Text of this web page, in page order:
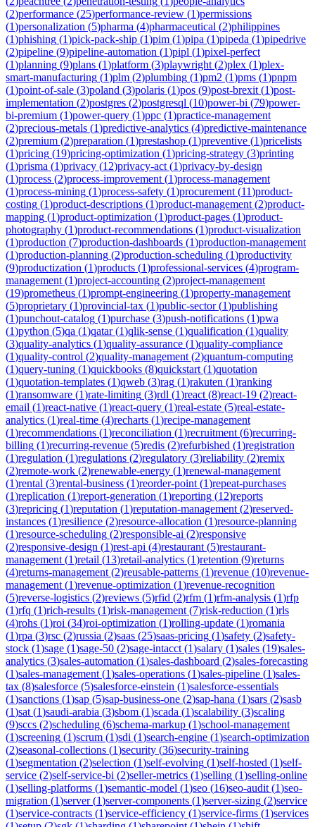
(2)performance (25)performance-review (1)permissions
(1)personalization (5)pharma (4)pharmaceutical (2)philippines
(1)phishing (1)pick-pack-ship (1)pim (1)pipa (1)pipeda (1)pipedrive
(2)pipeline (9)pipeline-automation (1)pipl (1)pixel-perfect
(1)planning (9)plans (1)platform (3)playwright (2)plex (1)plex-
smart-manufacturing (1)plm (2)plumbing (1)pm2 (1)pms (1)pnpm
(1)point-of-sale (3)poland (3)polaris (1)pos (9)post-brexit (1)post-
implementation (2)postgres (2)postgresql (10)power-bi (79)power-
bi-premium (1)power-query (1)ppc (1)practice-management
(2)precious-metals (1)predictive-analytics (4)predictive-maintenance
(2)premium (2)preparation (1)prestashop (1)preventive (1)pricelists
(1)pricing (19)pricing-optimization (1)pricing-strategy (3)printing
(1)prisma (1)privacy (12)privacy-act (1)privacy-by-design
(1)process (2)process-improvement (1)process-management
(1)process-mining (1)process-safety (1)procurement (11)product-
costing (1)product-descriptions (1)product-management (2)product-
mapping (1)product-optimization (1)product-pages (1)product-
photography (1)product-recommendations (1)product-visualization
(1)production (7)production-dashboards (1)production-management
(1)production-planning (2)production-scheduling (1)productivity
(9)productization (1)products (1)professional-services (4)program-
management (1)project-accounting (2)project-management
(19)prometheus (1)prompt-engineering (1)property-management
(5)proprietary (1)provincial-tax (1)public-sector(1)publishing
(1)punchout-catalog (1)purchase (3)push-notifications (1)pwa
(1)python (5)qa (1)qatar(1)qlik-sense (1)qualification (1)quality
(3)quality-analytics (1)quality-assurance (1)quality-compliance
(1)quality-control (2)quality-management (2)quantum-computing
(1)query-tuning (1)quickbooks (8)quickstart (1)quotation
(1)quotation-templates (1)qweb (3)rag (1)rakuten (1)ranking
(1)ransomware (1)rate-limiting (3)rdl (1)react (8)react-19 (2)react-
email (1)react-native (1)react-query (1)real-estate (5)real-estate-
analytics (1)real-time (4)recharts (1)recipe-management
(1)recommendations (1)reconciliation (1)recruitment (6)recurring-
billing (1)recurring-revenue (5)redis (2)refurbished (1)registration
(1)regulation (1)regulations (2)regulatory (3)reliability (2)remix
(2)remote-work (2)renewable-energy (1)renewal-management
(1)rental (3)rental-business (1)reorder-point (1)repeat-purchases
(1)replication (1)report-generation (1)reporting (12)reports
(3)repricing (1)reputation (1)reputation-management (2)reserved-
instances (1)resilience (2)resource-allocation (1)resource-planning
(1)resource-scheduling (2)responsible-ai (2)responsive
(2)responsive-design (1)rest-api (4)restaurant (5)restaurant-
management (1)retail (13)retail-analytics (1)retention (9)returns
(4)returns-management (2)reusable-patterns (1)revenue (10)revenue-
management (1)revenue-optimization (1)revenue-recognition
(5)reverse-logistics (2)reviews (5)rfid (2)rfm (1)rfm-analysis (1)rfp
(1)rfq (1)rich-results (1)risk-management (7)risk-reduction (1)rls
(4)rohs (1)roi (34)roi-optimization (1)rolling-update (1)romania
(1)rpa (3)rsc (2)russia (2)saas (25)saas-pricing (1)safety (2)safety-
stock (1)sage (1)sage-50 (2)sage-intacct (1)salary (1)sales (19)sales-
analytics (3)sales-automation (1)sales-dashboard (2)sales-forecasting
(1)sales-management (1)sales-operations (1)sales-pipeline (1)sales-
tax (8)salesforce (5)salesforce-einstein (1)salesforce-essentials
(1)sanctions (1)sap (5)sap-business-one (2)sap-hana (1)sars (2)sasb
(1)sat (1)saudi-arabia (3)sbom (1)scada (1)scalability (3)scaling
(9)sccs (2)scheduling (6)schema-markup (1)school-management
(1)screening (1)scrum (1)sdi (1)search-engine (1)search-optimization
(2)seasonal-collections (1)security (36)security-training
(1)segmentation (2)selection (1)self-evolving (1)self-hosted (1)self-
service (2)self-service-bi (2)seller-metrics (1)selling (1)selling-online
(1)selling-platforms (1)semantic-model (1)seo (16)seo-audit (1)seo-
migration (1)server(1)server-components (1)server-sizing (2)service
(1)service-contracts (1)service-efficiency (1)service-firms (1)services